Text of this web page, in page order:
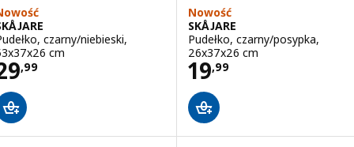
czarny/niebieski,
cm
,99 29,99
Nowość
SKÅJARE
Pudełko, czarny/posypka,
26x37x26 cm
19,99
Cena 19,99